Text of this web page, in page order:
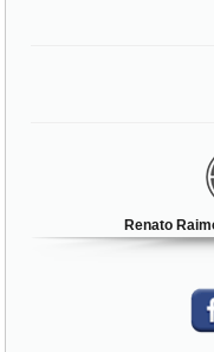
Renato